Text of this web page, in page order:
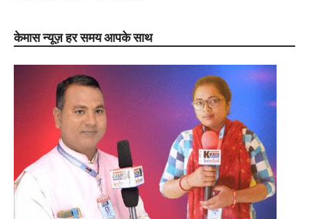
केमास न्यूज़ हर समय आपके साथ